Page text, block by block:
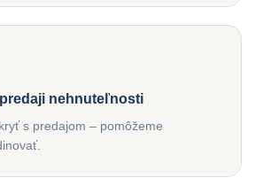
nehnuteľnosti
s predajom – pomôžeme